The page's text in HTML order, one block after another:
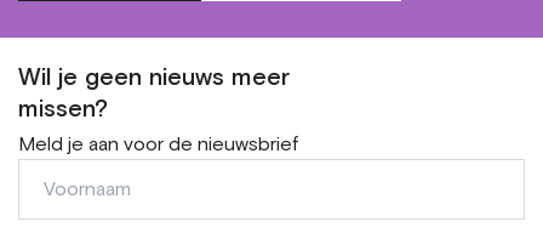
Wil je geen nieuws meer
missen?
Meld je aan voor de nieuwsbrief